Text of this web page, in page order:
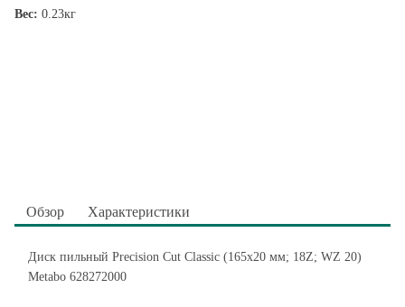
Вес: 0.23кг
Обзор Характеристики
Диск пильный Precision Cut Classic (165x20 мм; 18Z; WZ 20)
Metabo 628272000